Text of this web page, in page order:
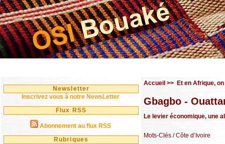
Newsletter
Inscrivez vous à notre NewsLetter
Flux RSS
Abonnement au flux RSS
Rubriques
Accueil >> Et en Afrique,
Gbagbo -
Le levier économique, une
Mots-Clés / Côte d’Ivoire